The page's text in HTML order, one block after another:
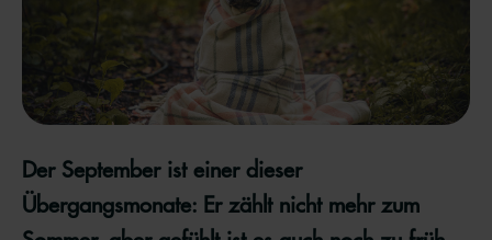
Der September ist einer dieser
Übergangsmonate: Er zählt nicht mehr zum